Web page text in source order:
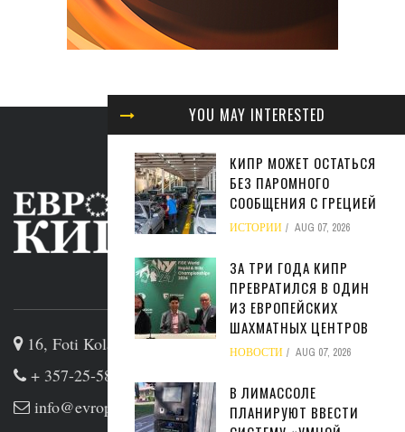
YOU MAY INTERESTED
КИПР МОЖЕТ ОСТАТЬСЯ
БЕЗ ПАРОМНОГО
СООБЩЕНИЯ С ГРЕЦИЕЙ
ИСТОРИИ AUG 07, 2026
ЗА ТРИ ГОДА КИПР
ПРЕВРАТИЛСЯ В ОДИН
ИЗ ЕВРОПЕЙСКИХ
ШАХМАТНЫХ ЦЕНТРОВ
НОВОСТИ AUG 07, 2026
В ЛИМАССОЛЕ
ПЛАНИРУЮТ ВВЕСТИ
ABOUT US
16, Foti Kolakidi str, 3031, Limassol, Cyprus
+ 357-25-581133
info@evropakipr.com